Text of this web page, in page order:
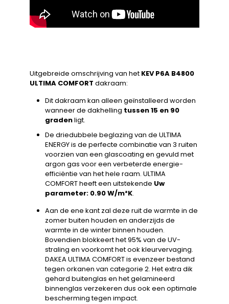
Uitgebreide omschrijving van het KEV P6A B4800
ULTIMA COMFORT dakraam:
Dit dakraam kan alleen geïnstalleerd worden
wanneer de dakhelling tussen 15 en 90
gradenligt.
De driedubbele beglazing van de ULTIMA
ENERGY is de perfecte combinatie van 3 ruiten
voorzien van een glascoating en gevuld met
argon gas voor een verbeterde energie-
efficiëntie van het hele raam. ULTIMA
COMFORT heeft een uitstekende Uw
parameter: 0.90 W/m²K.
Aan de ene kant zal deze ruit de warmte in de
zomer buiten houden en anderzijds de
warmte in de winter binnen houden.
Bovendien blokkeert het 95% van de UV-
straling en voorkomt het ook kleurvervaging.
DAKEA ULTIMA COMFORT is evenzeer bestand
tegen orkanen van categorie 2. Het extra dik
gehard buitenglas en het gelamineerd
binnenglas verzekeren dus ook een optimale
bescherming tegen impact.